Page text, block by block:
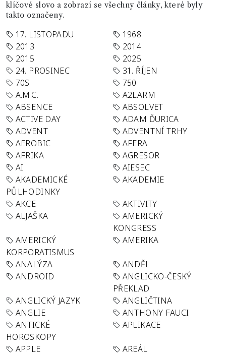
klíčové slovo a zobrazí se všechny články, které byly
takto označeny.
17. LISTOPADU
1968
2013
2014
2015
2025
24. PROSINEC
31. ŘÍJEN
70S
750
A.M.C.
A2LARM
ABSENCE
ABSOLVET
ACTIVE DAY
ADAM ĎURICA
ADVENT
ADVENTNÍ TRHY
AEROBIC
AFERA
AFRIKA
AGRESOR
AI
AIESEC
AKADEMICKÉ
PŮLHODINKY
AKADEMIE
AKCE
AKTIVITY
ALJAŠKA
AMERICKÝ
KONGRESS
AMERICKÝ
KORPORATISMUS
AMERIKA
ANALÝZA
ANDĚL
ANDROID
ANGLICKO-ČESKÝ
PŘEKLAD
ANGLICKÝ JAZYK
ANGLIČTINA
ANGLIE
ANTHONY FAUCI
ANTICKÉ
HOROSKOPY
APLIKACE
APPLE
AREÁL